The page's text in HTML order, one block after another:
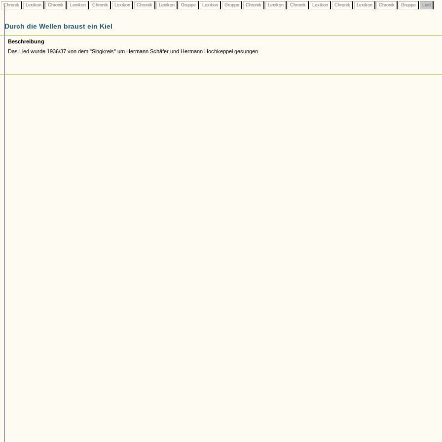
Chronik Lexikon Chronik Lexikon Chronik Lexikon Chronik Lexikon Gruppe Lexikon Gruppe Chronik Lexikon Chronik Lexikon Chronik Lexikon Chronik Gruppe Lied
Durch die Wellen braust ein Kiel
Beschreibung
Das Lied wurde 1936/37 von dem "Singkreis" um Hermann Schäfer und Hermann Hochkeppel gesungen.